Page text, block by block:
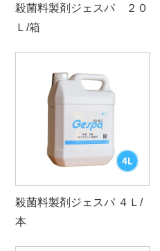
殺菌料製剤ジェスパ ２０
Ｌ/箱
殺菌料製剤ジェスパ ４Ｌ/
本